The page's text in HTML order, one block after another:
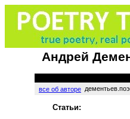
Андрей
все об авторе
Статьи: